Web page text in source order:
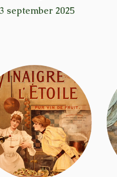
september 2025